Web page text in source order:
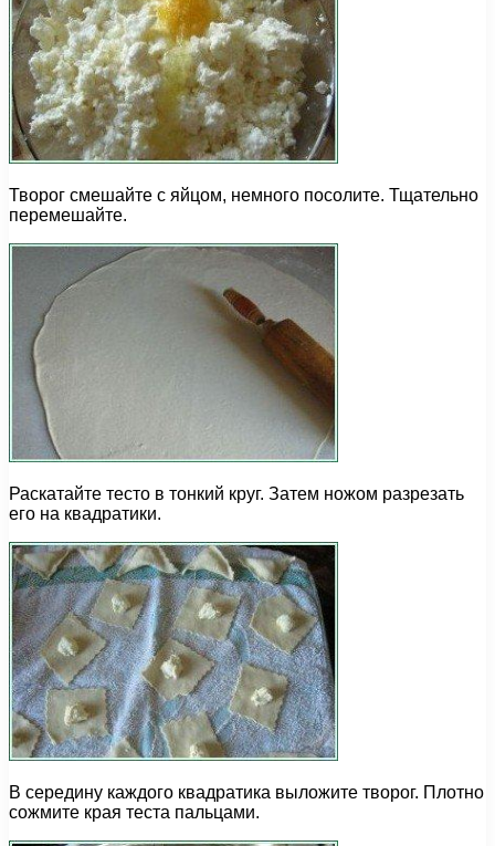
Творог смешайте с яйцом, немного посолите. Тщательно
перемешайте.
Раскатайте тесто в тонкий круг. Затем ножом разрезать
его на квадратики.
В середину каждого квадратика выложите творог. Плотно
сожмите края теста пальцами.